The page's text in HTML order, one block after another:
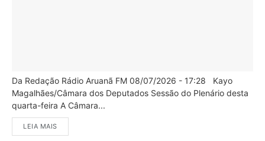
Da Redação Rádio Aruanã FM 08/07/2026 - 17:28 Kayo
Magalhães/Câmara dos Deputados Sessão do Plenário desta
quarta-feira A Câmara...
LEIA MAIS